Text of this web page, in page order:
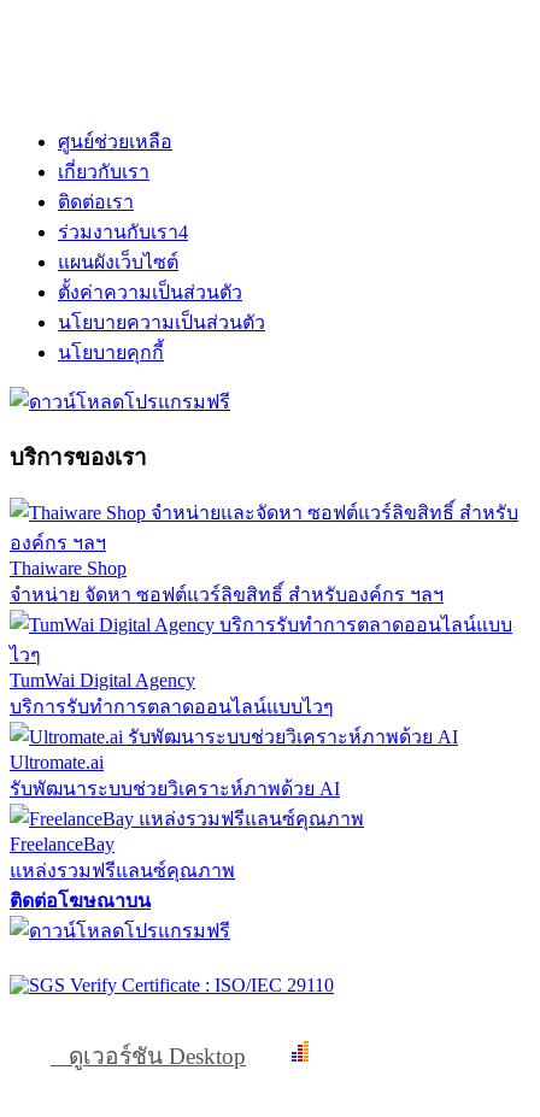
ศูนย์ช่วยเหลือ
เกี่ยวกับเรา
ติดต่อเรา
ร่วมงานกับเรา4
แผนผังเว็บไซต์
ตั้งค่าความเป็นส่วนตัว
นโยบายความเป็นส่วนตัว
นโยบายคุกกี้
บริการของเรา
Thaiware Shop
จำหน่าย จัดหา ซอฟต์แวร์ลิขสิทธิ์ สำหรับองค์กร ฯลฯ
TumWai Digital Agency
บริการรับทำการตลาดออนไลน์แบบไวๆ
Ultromate.ai
รับพัฒนาระบบช่วยวิเคราะห์ภาพด้วย AI
FreelanceBay
แหล่งรวมฟรีแลนซ์คุณภาพ
ติดต่อโฆษณาบน
ดูเวอร์ชัน Desktop